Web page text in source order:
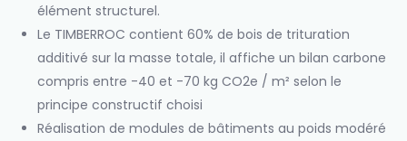
élément structurel.
Le TIMBERROC contient 60% de bois de trituration
additivé sur la masse totale, il affiche un bilan carbone
compris entre -40 et -70 kg CO2e / m² selon le
principe constructif choisi
Réalisation de modules de bâtiments au poids modéré